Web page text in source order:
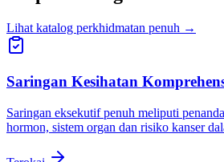
Lihat katalog perkhidmatan penuh →
Saringan Kesihatan
Saringan eksekutif penuh meliputi
hormon, sistem organ dan risiko kanser